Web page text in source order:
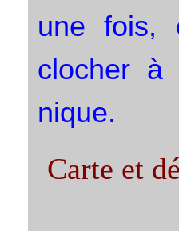
une fois,
clocher à
nique.
Carte et